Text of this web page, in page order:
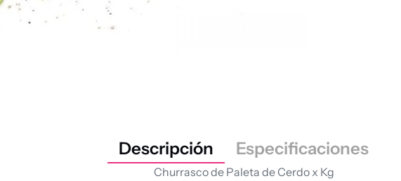
dulce leche
Descripción Especificaciones
Churrasco de Paleta de Cerdo x Kg